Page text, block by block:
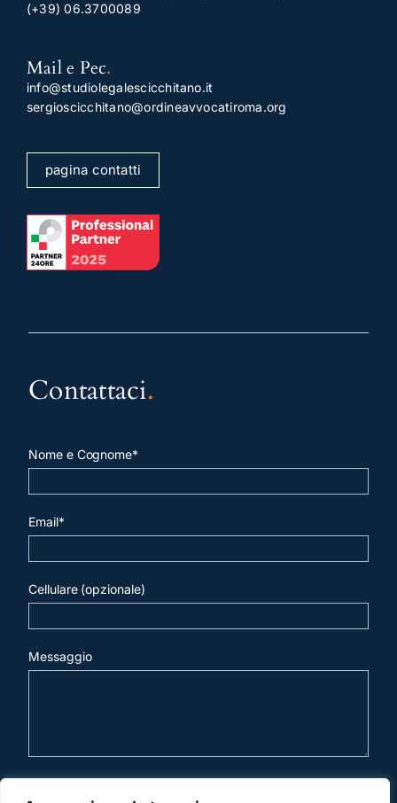
(+39) 06.3700089
Mail e Pec.
info@studiolegalescicchitano.it
sergioscicchitano@ordineavvocatiroma.org
pagina contatti
Contattaci.
Nome e Cognome*
Email*
Cellulare (opzionale)
Messaggio
invia mail